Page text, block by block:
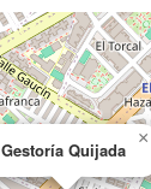
Gestoría Quijada
×